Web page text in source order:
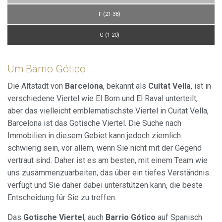
F (21-38)
G (1-20)
Um Barrio Gótico
Die Altstadt von Barcelona, bekannt als Cuitat Vella, ist in
verschiedene Viertel wie El Born und El Raval unterteilt,
aber das vielleicht emblematischste Viertel in Cuitat Vella,
Barcelona ist das Gotische Viertel. Die Suche nach
Immobilien in diesem Gebiet kann jedoch ziemlich
schwierig sein, vor allem, wenn Sie nicht mit der Gegend
vertraut sind. Daher ist es am besten, mit einem Team wie
uns zusammenzuarbeiten, das über ein tiefes Verständnis
verfügt und Sie daher dabei unterstützen kann, die beste
Entscheidung für Sie zu treffen.
Das Gotische Viertel, auch Barrio Gótico auf Spanisch